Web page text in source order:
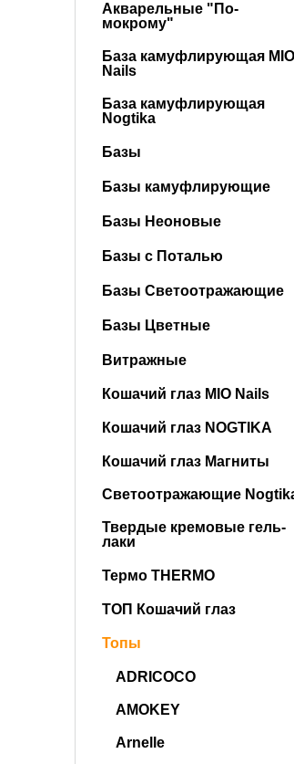
Акварельные "По-
мокрому"
База камуфлирующая MIO
Nails
База камуфлирующая
Nogtika
Базы
Базы камуфлирующие
Базы Неоновые
Базы с Поталью
Базы Светоотражающие
Базы Цветные
Витражные
Кошачий глаз MIO Nails
Кошачий глаз NOGTIKA
Кошачий глаз Магниты
Светоотражающие
Твердые кремовые гель-
лаки
Термо THERMO
ТОП Кошачий глаз
Топы
ADRICOCO
AMOKEY
Arnelle